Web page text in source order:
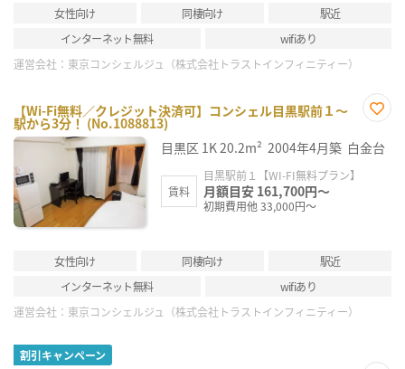
女性向け 同棲向け
駅近
インターネット無料
wifiあり
運営会社： 東京コンシェルジュ（株式会社トラストインフィニティー）
【Wi-Fi無料／クレジット決済可】コンシェル目黒駅前１～
駅から3分！ (No.1088813)
に入
り登
目黒区 1K20.2m² 2004年4月築 白金台
賃料
目黒駅前１【WI-FI無料プラン】
月額目安 161,700円～
初期費用他 33,000円～
女性向け 同棲向け
駅近
インターネット無料
wifiあり
運営会社： 東京コンシェルジュ（株式会社トラストインフィニティー）
割引キャンペーン